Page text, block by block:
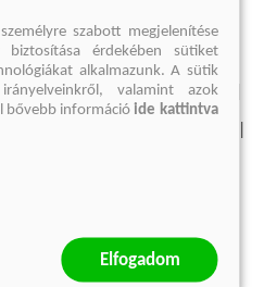
Elállási felmondási nyilatkozat
szabott megjelenítése
érdekében sütiket
alkalmazunk. A sütik
valamint azok
bővebb információide kattintva
Elfogadom